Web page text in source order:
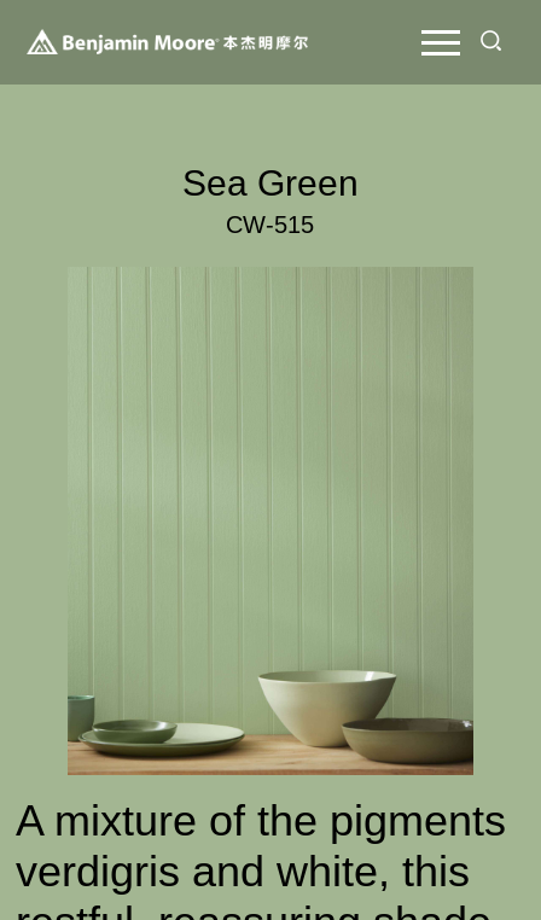
Sea Green
CW-515
A mixture of the pigments
verdigris and white, this